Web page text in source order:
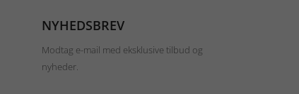
NYHEDSBREV
Modtag e-mail med eksklusive tilbud og
nyheder.